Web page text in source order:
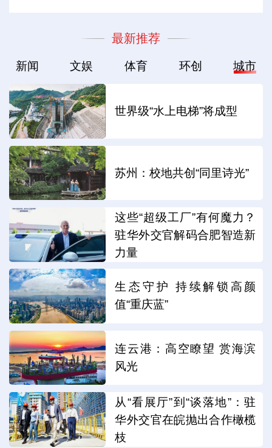
最新推荐
新闻 文娱 体育 环创 城市
世界级“水上电梯”将成型
苏州：校地共创“同里诗光”
这些“超级工厂”有何魔力？
驻华外交官解码合肥智造新
力量
生态守护 持续解锁高颜
值“重庆蓝”
连云港：高空瞭望 赏海滨
风光
从“看展厅”到“谈落地”：驻
华外交官在皖抛出合作橄榄
枝